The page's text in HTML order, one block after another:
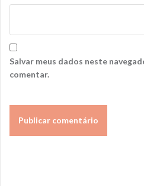
Salvar meus dados neste
comentar.